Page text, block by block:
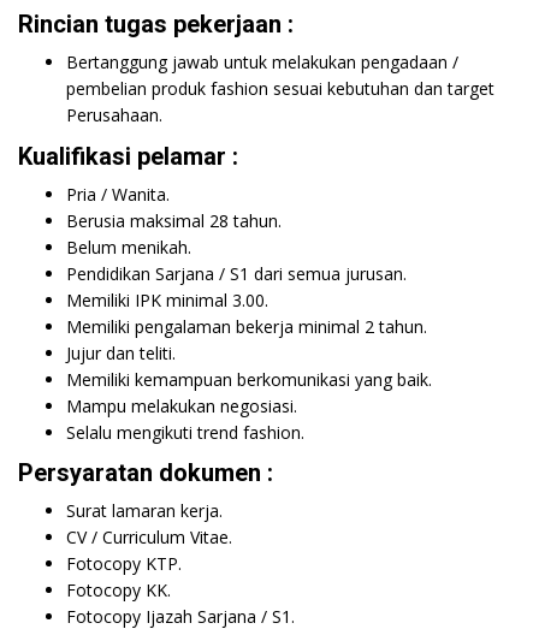
Rincian tugas pekerjaan :
Bertanggung jawab untuk melakukan pengadaan /
pembelian produk fashion sesuai kebutuhan dan target
Perusahaan.
Kualifikasi pelamar :
Pria / Wanita.
Berusia maksimal 28 tahun.
Belum menikah.
Pendidikan Sarjana / S1 dari semua jurusan.
Memiliki IPK minimal 3.00.
Memiliki pengalaman bekerja minimal 2 tahun.
Jujur dan teliti.
Memiliki kemampuan berkomunikasi yang baik.
Mampu melakukan negosiasi.
Selalu mengikuti trend fashion.
Persyaratan dokumen :
Surat lamaran kerja.
CV / Curriculum Vitae.
Fotocopy KTP.
Fotocopy KK.
Fotocopy Ijazah Sarjana / S1.